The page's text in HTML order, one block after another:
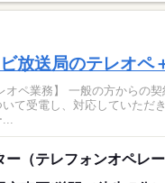
ビ放送局のテレオペ
オペ業務】 一般の方からの
て受電し、対応していただ
...
ー（テレフォンオペレー